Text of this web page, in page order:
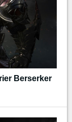
Berserker